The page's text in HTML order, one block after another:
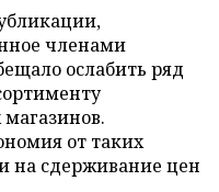
членами
ослабить ряд
от таких
на сдерживание цен